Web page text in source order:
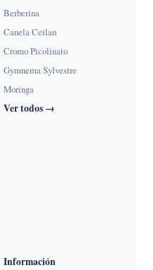
Berberina
Canela Ceilan
Cromo Picolinato
Gymnema Sylvestre
Moringa
Ver todos →
Información